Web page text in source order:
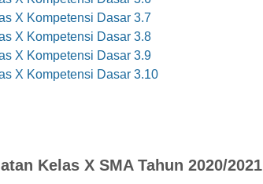
X Kompetensi Dasar 3.7
X Kompetensi Dasar 3.8
X Kompetensi Dasar 3.9
X Kompetensi Dasar 3.10
Kelas X SMA Tahun 2020/2021